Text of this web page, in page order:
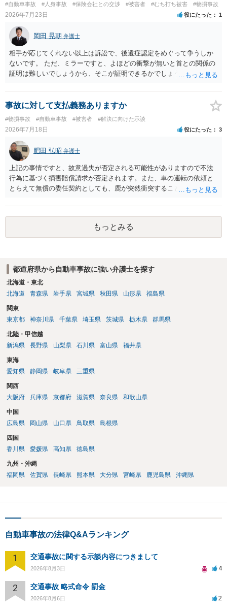
#自動車事故 #人身事故 #保険会社との交渉 #被害者 #むち打ち被害 #物損事故
2026年7月23日 役にたった 1
岡田 晃朝 弁護士
相手が応じてくれない以上は訴訟で、後遺症認定をめぐって争うしか
ないです。 ただ、ミラーですと、よほどの衝撃が無いと首との関係の
証明は難しいでしょうから、そこが証明できるかでしょうね。
事故に対して支払義務ありますか
#物損事故 #自動車事故 #被害者 #解決に向けた示談
2026年7月18日 役にたった 3
肥田 弘昭 弁護士
上記の事情ですと、故意過失が否定される可能性がありますので不法
行為に基づく損害賠償請求が否定されます。また、車の運転の依頼と
とらえて無償の委任契約としても、鹿が突然衝突することは予見がで
償請求も成立しない可能性があります。以上の理由から支払義務は否
定される可能性が高いです。ご参考にしてください。
もっとみる
都道府県から自動車事故に強い弁護士を探す
北海道・東北
北海道
青森県 岩手県 宮城県 秋田県 山形県 福島県
関東
東京都
神奈川県 千葉県 埼玉県 茨城県 栃木県 群馬県
北陸・甲信越
新潟県
長野県 山梨県 石川県 富山県 福井県
東海
愛知県
静岡県 岐阜県 三重県
関西
大阪府
兵庫県 京都府 滋賀県 奈良県 和歌山県
中国
広島県
岡山県 山口県 鳥取県 島根県
四国
香川県
愛媛県 高知県 徳島県
九州・沖縄
福岡県
佐賀県 長崎県 熊本県 大分県 宮崎県 鹿児島県 沖縄県
自動車事故の法律Q&Aランキング
1 交通事故に関する示談内容につきまして
2026年8月3日 4
2 交通事故 略式命令 罰金
2026年8月6日 2